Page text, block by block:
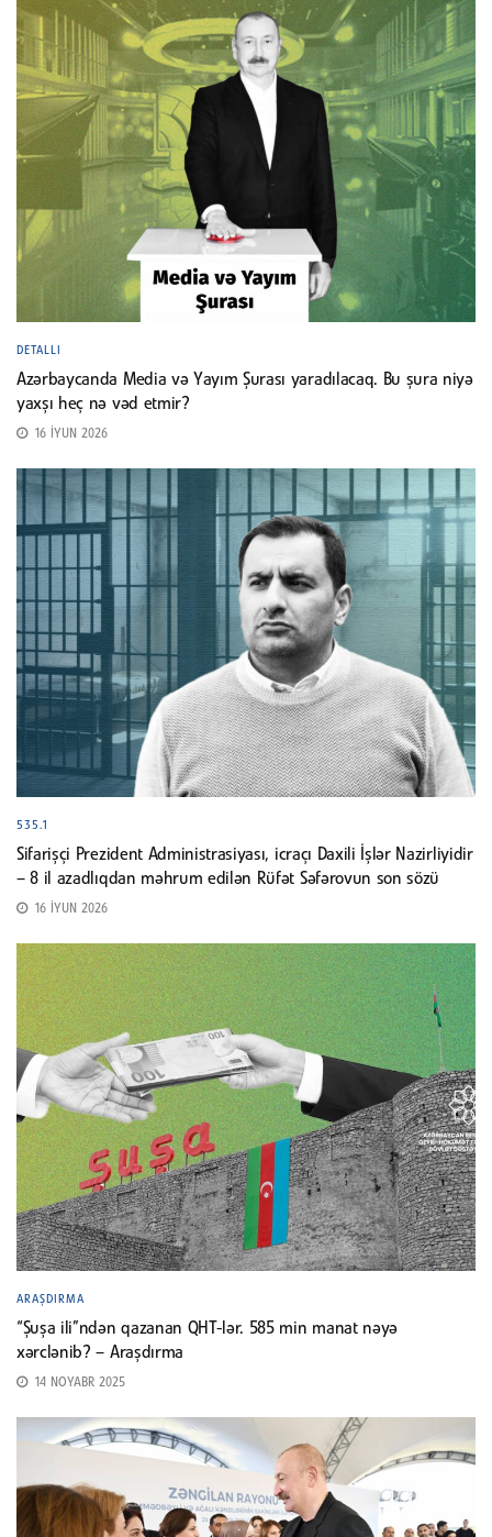
DETALLI
Azərbaycanda Media və Yayım Şurası yaradılacaq. Bu şura niyə
yaxşı heç nə vəd etmir?
16 İYUN 2026
535.1
Sifarişçi Prezident Administrasiyası, icraçı Daxili İşlər Nazirliyidir
– 8 il azadlıqdan məhrum edilən Rüfət Səfərovun son sözü
16 İYUN 2026
ARAŞDIRMA
“Şuşa ili”ndən qazanan QHT-lər. 585 min manat nəyə
xərclənib? – Araşdırma
14 NOYABR 2025